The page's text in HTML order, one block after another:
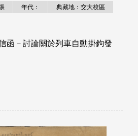
年代： 典藏地：交大校區
函－討論關於列車自動掛鉤發